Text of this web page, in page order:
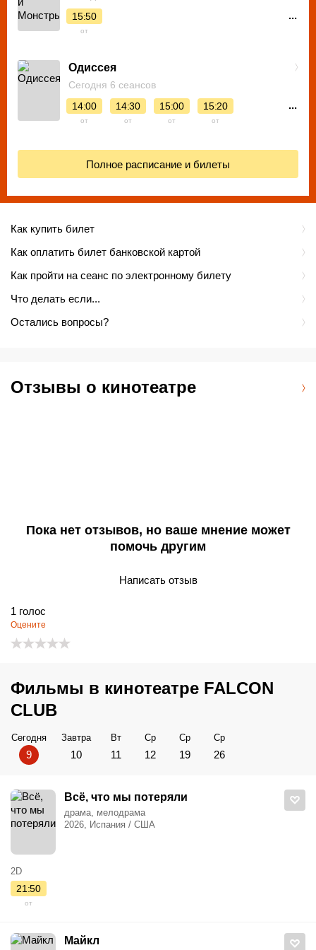
Как купить билет
Как оплатить билет банковской картой
Как пройти на сеанс по электронному билету
Что делать если...
Остались вопросы?
15:50
от
...
Одиссея
Сегодня 6 сеансов
14:00
от
14:30
от
15:00
от
15:20
от
...
Полное расписание и билеты
Отзывы о кинотеатре
Пока нет отзывов, но ваше мнение может
помочь другим
Написать отзыв
1 голос
Оцените
Фильмы в кинотеатре FALCON
CLUB
Сегодня
9
Завтра
10
Вт
11
Ср
12
Ср
19
Ср
26
Всё, что мы потеряли
драма, мелодрама
2026, Испания / США
2D
21:50
от
Майкл